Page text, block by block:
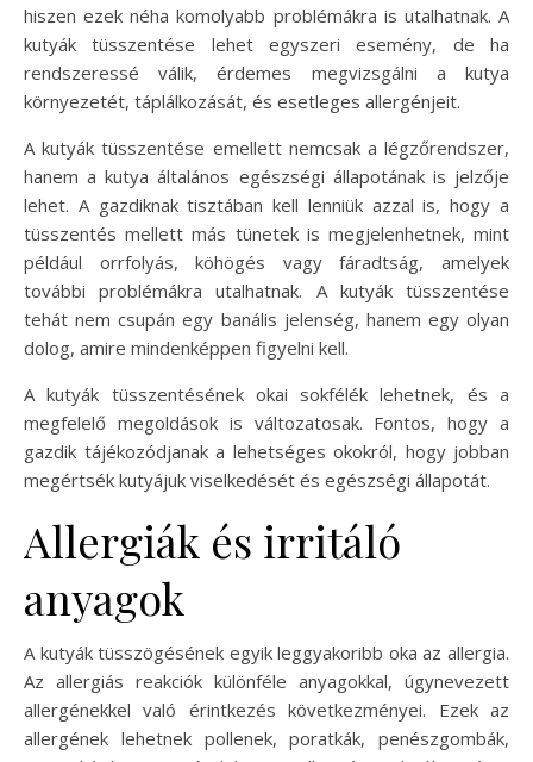
hiszen ezek néha komolyabb problémákra is utalhatnak. A
kutyák tüsszentése lehet egyszeri esemény, de ha
rendszeressé válik, érdemes megvizsgálni a kutya
környezetét, táplálkozását, és esetleges allergénjeit.
A kutyák tüsszentése emellett nemcsak a légzőrendszer,
hanem a kutya általános egészségi állapotának is jelzője
lehet. A gazdiknak tisztában kell lenniük azzal is, hogy a
tüsszentés mellett más tünetek is megjelenhetnek, mint
például orrfolyás, köhögés vagy fáradtság, amelyek
további problémákra utalhatnak. A kutyák tüsszentése
tehát nem csupán egy banális jelenség, hanem egy olyan
dolog, amire mindenképpen figyelni kell.
A kutyák tüsszentésének okai sokfélék lehetnek, és a
megfelelő megoldások is változatosak. Fontos, hogy a
gazdik tájékozódjanak a lehetséges okokról, hogy jobban
megértsék kutyájuk viselkedését és egészségi állapotát.
Allergiák és irritáló
anyagok
A kutyák tüsszögésének egyik leggyakoribb oka az allergia.
Az allergiás reakciók különféle anyagokkal, úgynevezett
allergénekkel való érintkezés következményei. Ezek az
allergének lehetnek pollenek, poratkák, penészgombák,